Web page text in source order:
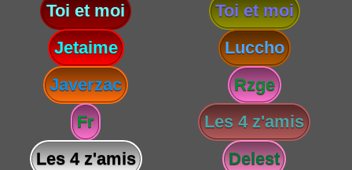
Toi et moi
Toi et moi
Jetaime
Luccho
Javerzac
Rzge
Fr
Les 4 z'amis
Les 4 z'amis
Delest